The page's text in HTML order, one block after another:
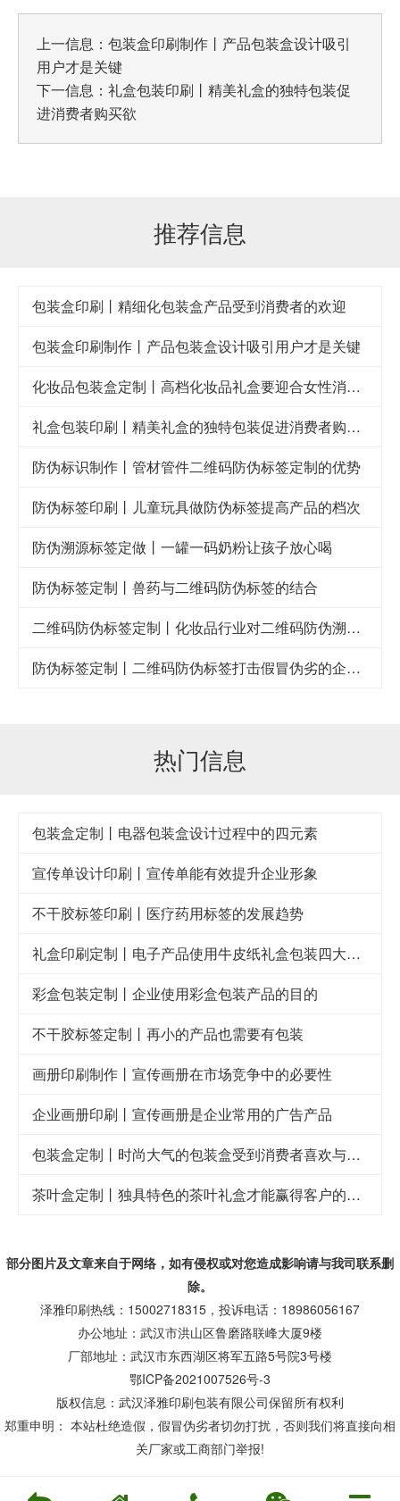
上一信息： 包装盒印刷制作丨产品包装盒设计吸引
用户才是关键
下一信息： 礼盒包装印刷丨精美礼盒的独特包装促
进消费者购买欲
推荐信息
包装盒印刷丨精细化包装盒产品受到消费者的欢迎
包装盒印刷制作丨产品包装盒设计吸引用户才是关键
化妆品包装盒定制丨高档化妆品礼盒要迎合女性消费者的审美眼光
礼盒包装印刷丨精美礼盒的独特包装促进消费者购买欲
防伪标识制作丨管材管件二维码防伪标签定制的优势
防伪标签印刷丨儿童玩具做防伪标签提高产品的档次
防伪溯源标签定做丨一罐一码奶粉让孩子放心喝
防伪标签定制丨兽药与二维码防伪标签的结合
二维码防伪标签定制丨化妆品行业对二维码防伪溯源系统的需求
防伪标签定制丨二维码防伪标签打击假冒伪劣的企业利器
热门信息
包装盒定制丨电器包装盒设计过程中的四元素
宣传单设计印刷丨宣传单能有效提升企业形象
不干胶标签印刷丨医疗药用标签的发展趋势
礼盒印刷定制丨电子产品使用牛皮纸礼盒包装四大好处
彩盒包装定制丨企业使用彩盒包装产品的目的
不干胶标签定制丨再小的产品也需要有包装
画册印刷制作丨宣传画册在市场竞争中的必要性
企业画册印刷丨宣传画册是企业常用的广告产品
包装盒定制丨时尚大气的包装盒受到消费者喜欢与青睐
茶叶盒定制丨独具特色的茶叶礼盒才能赢得客户的喜欢
部分图片及文章来自于网络，如有侵权或对您造成影响请与我司联系删
除。
泽雅印刷热线：15002718315，投诉电话：18986056167
办公地址：武汉市洪山区鲁磨路联峰大厦9楼
厂部地址：武汉市东西湖区将军五路5号院3号楼
鄂ICP备2021007526号-3
版权信息：武汉泽雅印刷包装有限公司保留所有权利
郑重申明： 本站杜绝造假，假冒伪劣者切勿打扰，否则我们将直接向相
关厂家或工商部门举报!